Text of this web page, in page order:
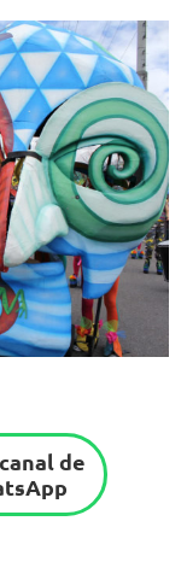
de